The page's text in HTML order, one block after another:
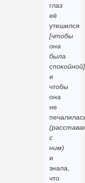
глаз
её
утешился
[чтобы
она
была
спокойной]
и
чтобы
она
не
с
ним)
и
знала,
что